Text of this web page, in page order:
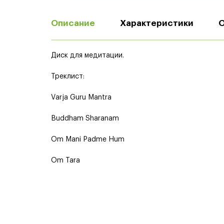
Описание Характеристики
Диск для медитации.
Треклист:
Varja Guru Mantra
Buddham Sharanam
Om Mani Padme Hum
Om Tara